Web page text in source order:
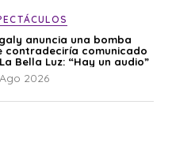
anuncia una bomba
contradeciría comunicado
Bella Luz: “Hay un audio”
2026